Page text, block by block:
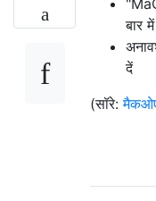
बार
दें
(सॉरे: